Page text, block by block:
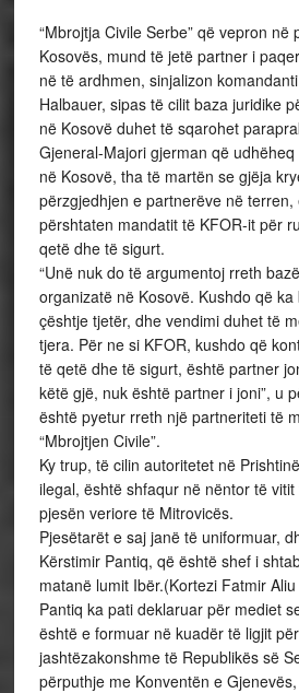
“Mbrojtja Civile Serbe” që vepron në
Kosovës, mund të jetë partner i
në të ardhmen, sinjalizon
Halbauer, sipas të cilit baza juridike
në Kosovë duhet të sqarohet
Gjeneral-Majori gjerman që udhëheq
në Kosovë, tha të martën se gjëja
përzgjedhjen e partnerëve në terren,
përshtaten mandatit të KFOR-it për
qetë dhe të sigurt.
“Unë nuk do të argumentoj rreth
organizatë në Kosovë. Kushdo që
çështje tjetër, dhe vendimi duhet të
tjera. Për ne si KFOR, kushdo që
të qetë dhe të sigurt, është partner
këtë gjë, nuk është partner i joni”, u
është pyetur rreth një partneriteti të
“Mbrojtjen Civile”.
Ky trup, të cilin autoritetet në
ilegal, është shfaqur në nëntor të
pjesën veriore të Mitrovicës.
Pjesëtarët e saj janë të uniformuar,
Kërstimir Pantiq, që është shef i
matanë lumit Ibër.(Kortezi Fatmir
Pantiq ka pati deklaruar për mediet
është e formuar në kuadër të ligjit
jashtëzakonshme të Republikës së
përputhje me Konventën e